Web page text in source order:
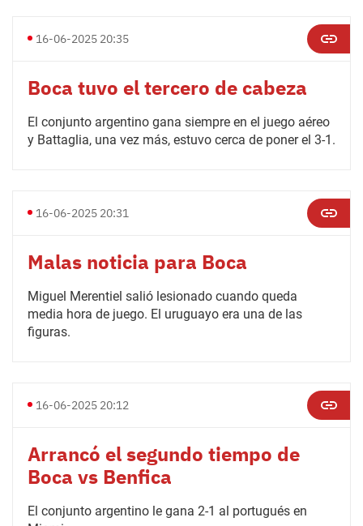
16-06-2025 20:35
Boca tuvo el tercero de cabeza
El conjunto argentino gana siempre en el juego aéreo
y Battaglia, una vez más, estuvo cerca de poner el 3-1.
16-06-2025 20:31
Malas noticia para Boca
Miguel Merentiel salió lesionado cuando queda
media hora de juego. El uruguayo era una de las
figuras.
16-06-2025 20:12
Arrancó el segundo tiempo de
Boca vs Benfica
El conjunto argentino le gana 2-1 al portugués en